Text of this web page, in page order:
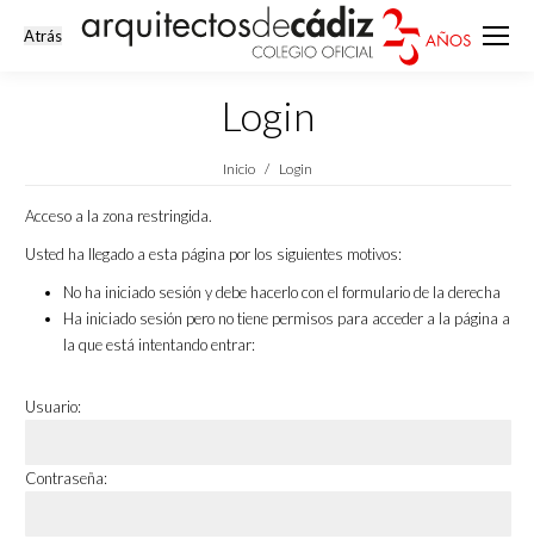
Login
Estás aquí:
Inicio Login
Acceso a la zona restringida.
Usted ha llegado a esta página por los siguientes motivos:
No ha iniciado sesión y debe hacerlo con el formulario de la derecha
Ha iniciado sesión pero no tiene permisos para acceder a la página a
la que está intentando entrar:
Usuario:
Contraseña: